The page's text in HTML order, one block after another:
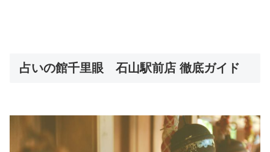
占いの館千里眼 石山駅前店 徹底ガイド